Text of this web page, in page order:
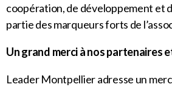
coopération, de développement et
partie des marqueurs forts de
Un grand merci à nos partenaires
Leader Montpellier adresse un